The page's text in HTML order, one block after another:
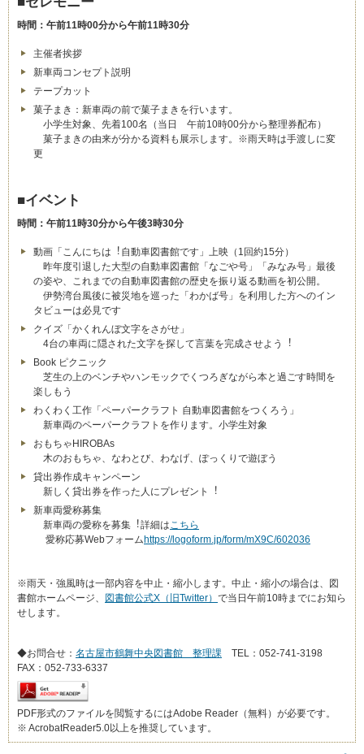
時間：午前11時00分から午前11時30分
主催者挨拶
新⾞両コンセプト説明
テープカット
菓子まき：新⾞両の前で菓子まきを⾏います。
⼩学⽣対象、先着100名（当日 午前10時00分から整理券配布）
菓子まきの由来が分かる資料も展示します。※⾬天時は⼿渡しに変
更
■イベント
時間：午前11時30分から午後3時30分
動画「こんにちは︕⾃動⾞図書館です」上映（1回約15分）
昨年度引退した⼤型の⾃動⾞図書館「なごや号」「みなみ号」最後
の姿や、これまでの⾃動⾞図書館の歴史を振り返る動画を初公開。
伊勢湾台風後に被災地を巡った「わかば号」を利⽤した⽅へのイン
タビューは必⾒です
クイズ「かくれんぼ文字をさがせ」
4台の⾞両に隠された文字を探して⾔葉を完成させよう︕
Book ピクニック
芝⽣の上のベンチやハンモックでくつろぎながら本と過ごす時間を
楽しもう
わくわく工作「ペーパークラフト ⾃動⾞図書館をつくろう」
新⾞両のペーパークラフトを作ります。⼩学⽣対象
おもちゃHIROBAs
木のおもちゃ、なわとび、わなげ、ぽっくりで遊ぼう
貸出券作成キャンペーン
新しく貸出券を作った⼈にプレゼント︕
新⾞両愛称募集
新⾞両の愛称を募集︕詳細はこちら
愛称応募Webフォームhttps://logoform.jp/form/mX9C/602036
※⾬天・強⾵時は⼀部内容を中⽌・縮⼩します。中⽌・縮⼩の場合は、図
書館ホームページ、
図書館公式X（旧Twitter） で当⽇午前10時までにお知ら
せします。
◆お問合せ： 名古屋市鶴舞中央図書館 整理課 TEL：052-741-3198
FAX：052-733-6337
PDF形式のファイルを閲覧するにはAdobe Reader（無料）が必要です。
※ AcrobatReader5.0以上を推奨しています。